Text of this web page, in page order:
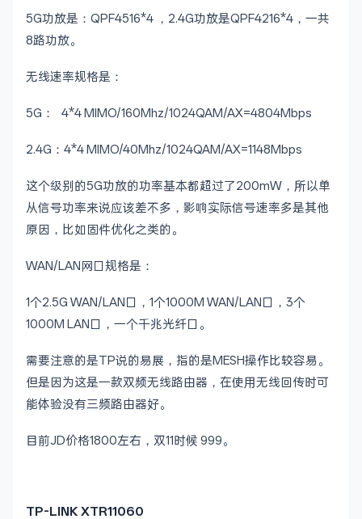
5G功放是：QPF4516*4 ，2.4G功放是QPF4216*4，一共
8路功放。
无线速率规格是：
5G： 4*4 MIMO/160Mhz/1024QAM/AX=4804Mbps
2.4G：4*4 MIMO/40Mhz/1024QAM/AX=1148Mbps
这个级别的5G功放的功率基本都超过了200mW，所以单
从信号功率来说应该差不多，影响实际信号速率多是其他
原因，比如固件优化之类的。
WAN/LAN网口规格是：
1个2.5G WAN/LAN口，1个1000M WAN/LAN口，3个
1000M LAN口，一个千兆光纤口。
需要注意的是TP说的易展，指的是MESH操作比较容易。
但是因为这是一款双频无线路由器，在使用无线回传时可
能体验没有三频路由器好。
目前JD价格1800左右，双11时候 999。
TP-LINK XTR11060